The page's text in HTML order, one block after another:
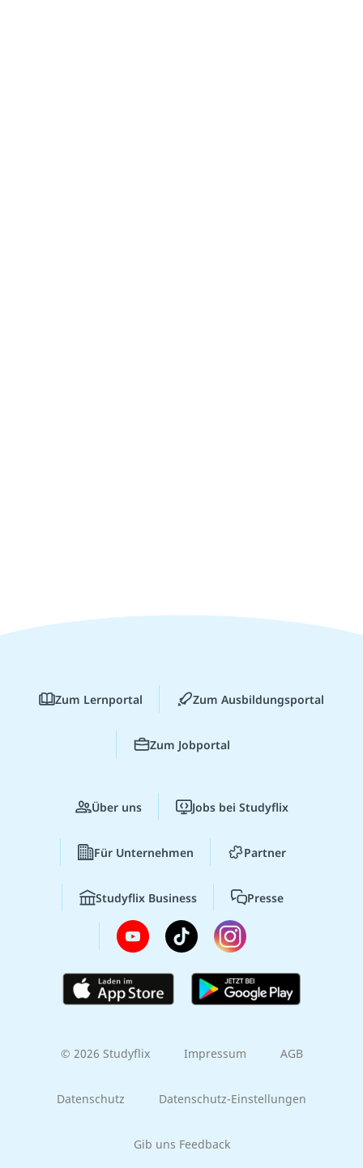
Zum Lernportal Zum Ausbildungsportal
Zum Jobportal
Über uns Jobs bei Studyflix
Für Unternehmen Partner
Studyflix Business Presse
© 2026 Studyflix Impressum AGB
Datenschutz Datenschutz-Einstellungen
Gib uns Feedback